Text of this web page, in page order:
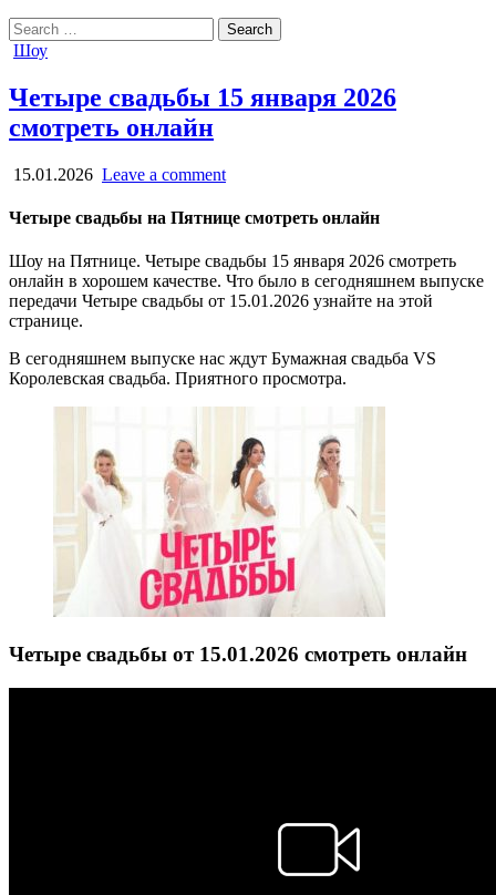
Search
for:
Posted
Шоу
Четыре свадьбы 15 января 2026
смотреть онлайн
15.01.2026 Leave a comment
Четыре свадьбы на Пятнице смотреть онлайн
Шоу на Пятнице. Четыре свадьбы 15 января 2026 смотреть
онлайн в хорошем качестве. Что было в сегодняшнем выпуске
передачи Четыре свадьбы от 15.01.2026 узнайте на этой
странице.
В сегодняшнем выпуске нас ждут Бумажная свадьба VS
Королевская свадьба. Приятного просмотра.
Четыре свадьбы от 15.01.2026 смотреть онлайн